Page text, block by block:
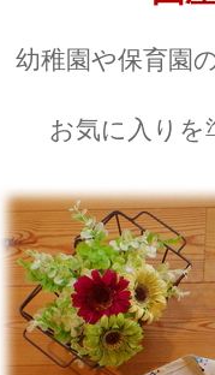
幼稚園や保育園
お気に入り